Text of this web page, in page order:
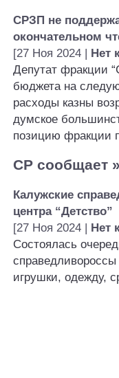
СРЗП не
окончательном
[27 Ноя 2024 |
Нет
Депутат фракции
бюджета на
расходы казны
думское
позицию фракции
СР сообщает »
Калужские
центра “Детство”
[27 Ноя 2024 | Нет
Состоялась
игрушки, одежду,